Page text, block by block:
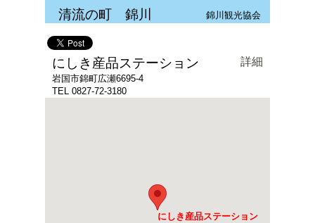
清流の町 錦川 錦川観光協会
にしき産品ステーション
岩国市錦町広瀬6695-4
TEL 0827-72-3180
詳細
にしき産品ステーション